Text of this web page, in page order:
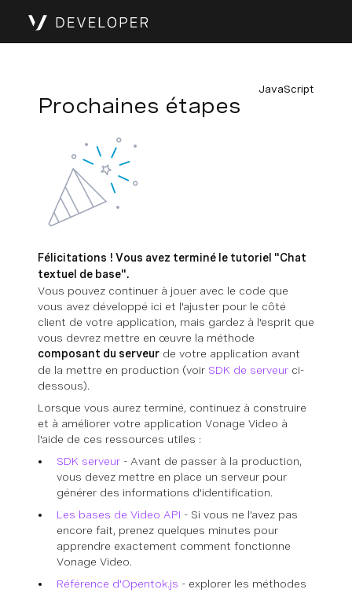
JavaScript
Prochaines étapes
Félicitations ! Vous avez terminé le tutoriel "Chat
textuel de base".
Vous pouvez continuer à jouer avec le code que
vous avez développé ici et l'ajuster pour le côté
client de votre application, mais gardez à l'esprit que
vous devrez mettre en œuvre la méthode
composant du serveur de votre application avant
de la mettre en production (voir SDK de serveur ci-
dessous).
Lorsque vous aurez terminé, continuez à construire
et à améliorer votre application Vonage Video à
l'aide de ces ressources utiles :
SDK serveur - Avant de passer à la production,
vous devez mettre en place un serveur pour
générer des informations d'identification.
Les bases de Video API - Si vous ne l'avez pas
encore fait, prenez quelques minutes pour
apprendre exactement comment fonctionne
Vonage Video.
Référence d'Opentok.js - explorer les méthodes